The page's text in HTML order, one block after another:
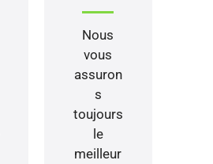
Nous
vous
assuron
s
toujours
le
meilleur